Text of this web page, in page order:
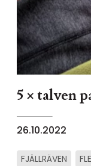
5 × talven
26.10.2022
FJÄLLRÄVEN